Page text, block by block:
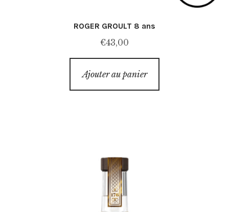
ROGER GROULT 8 ans
€43,00
Ajouter au panier